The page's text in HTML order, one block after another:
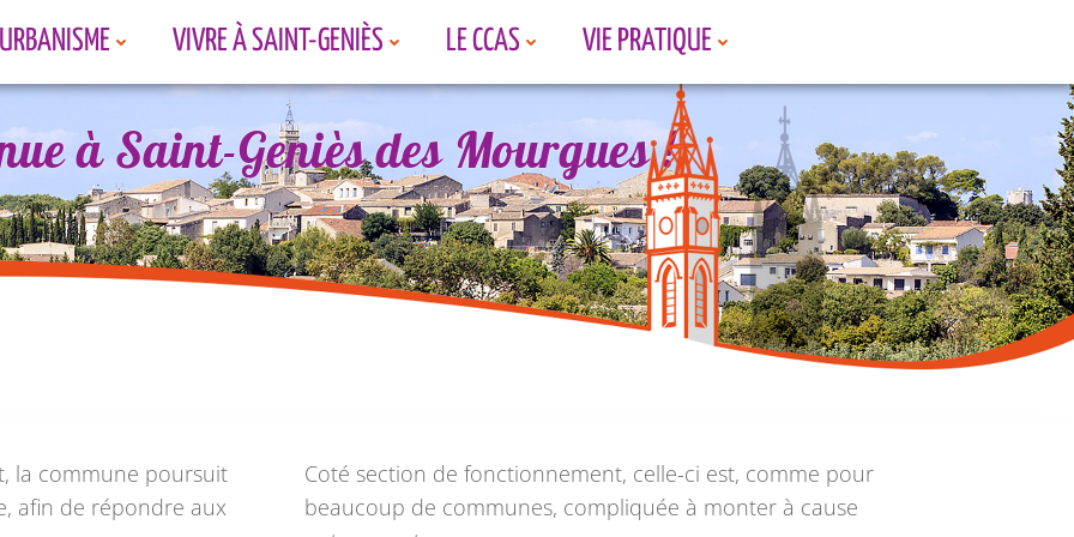
URBANISME VIVRE À SAINT-GENIÈS LE CCAS VIE PRATIQUE
à Saint-Geniès des Mourgues !
à Saint-Geniès des Mourgues !
à Saint-Geniès des Mourgues !
la commune poursuit
afin de répondre aux
Coté section de fonctionnement, celle-ci est, comme pour
beaucoup de communes, compliquée à monter à cause